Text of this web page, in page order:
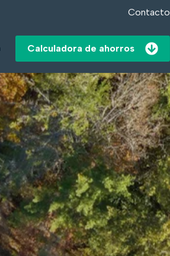
Contacto
Calculadora de ahorros